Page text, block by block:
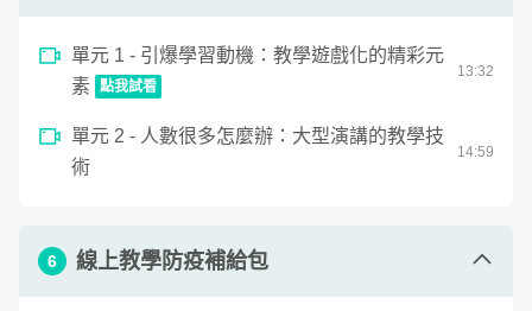
直述就好嗎？
刻？說說看你應用這些實務在課堂後的心
得。
12:29
單元 4 - 課程結尾：分段結尾與課程總結
作業 1 - 這個章節所教的，哪部分讓你印象
最深刻？請說說你的學習心得，或應用這
單元 2 - 課後評量 (Evaluation) 及改進
(Evolution）
單元 3 - 學習理論與黃金三角
單元 4 - 大師實戰：印象最深的課程 10 :58
作業 1 - 這個章節所教的，哪部分讓你印象
單元 1 - 引爆學習動機：教學遊戲化的精彩元
素 點我試看
13:32
引爆學習動機：教學遊戲化的精彩元素
seconds單元 2 - 人數很多怎麼辦：大型演講的教學技
術
14:59
6 線上教學防疫補給包